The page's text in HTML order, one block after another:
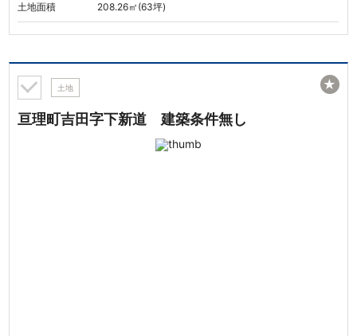
土地面積 208.26㎡(63坪)
土地
亘理町吉田字下新道 建築条件無し
★